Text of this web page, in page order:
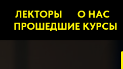
ЛЕКТОРЫ
О НАС
ПРОШЕДШИЕ КУРСЫ